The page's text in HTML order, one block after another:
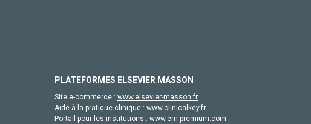
PLATEFORMES ELSEVIER MASSON
Site e-commerce : www.elsevier-masson.fr
Aide à la pratique clinique : www.clinicalkey.fr
Portail pour les institutions : www.em-premium.com